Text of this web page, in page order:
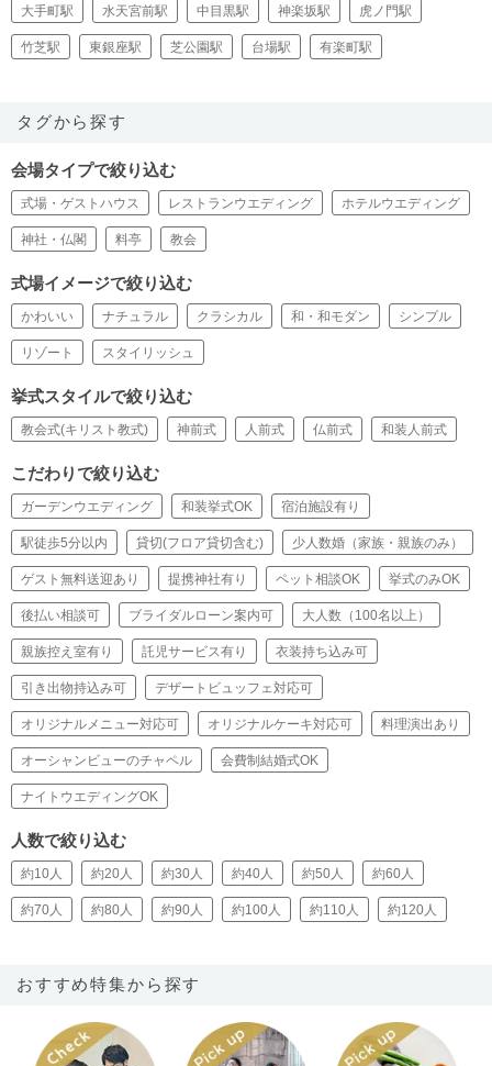
大手町駅 水天宮前駅 中目黒駅 神楽坂駅 虎ノ門駅
竹芝駅 東銀座駅 芝公園駅 台場駅 有楽町駅
タグから探す
会場タイプで絞り込む
式場・ゲストハウス レストランウエディング ホテルウエディング
神社・仏閣 料亭 教会
式場イメージで絞り込む
かわいい ナチュラル クラシカル 和・和モダン シンプル
リゾート スタイリッシュ
挙式スタイルで絞り込む
教会式(キリスト教式) 神前式 人前式 仏前式 和装人前式
こだわりで絞り込む
ガーデンウエディング 和装挙式OK 宿泊施設有り
駅徒歩5分以内 貸切(フロア貸切含む) 少人数婚（家族・親族のみ）
ゲスト無料送迎あり 提携神社有り ペット相談OK 挙式のみOK
後払い相談可 ブライダルローン案内可 大人数（100名以上）
親族控え室有り 託児サービス有り 衣装持ち込み可
引き出物持込み可 デザートビュッフェ対応可
オリジナルメニュー対応可 オリジナルケーキ対応可 料理演出あり
オーシャンビューのチャペル 会費制結婚式OK
ナイトウエディングOK
人数で絞り込む
約10人 約20人 約30人 約40人 約50人 約60人
約70人 約80人 約90人 約100人 約110人 約120人
おすすめ特集から探す